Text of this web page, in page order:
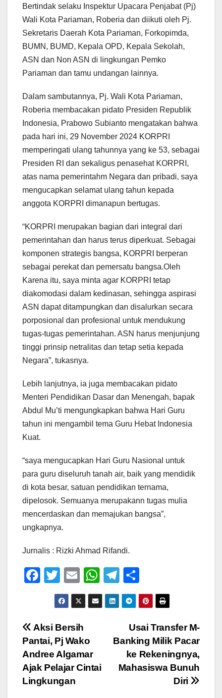
Bertindak selaku Inspektur Upacara Penjabat (Pj)
Wali Kota Pariaman, Roberia dan diikuti oleh Pj.
Sekretaris Daerah Kota Pariaman, Forkopimda,
BUMN, BUMD, Kepala OPD, Kepala Sekolah,
ASN dan Non ASN di lingkungan Pemko
Pariaman dan tamu undangan lainnya.
Dalam sambutannya, Pj. Wali Kota Pariaman,
Roberia membacakan pidato Presiden Republik
Indonesia, Prabowo Subianto mengatakan bahwa
pada hari ini, 29 November 2024 KORPRI
memperingati ulang tahunnya yang ke 53, sebagai
Presiden RI dan sekaligus penasehat KORPRI,
atas nama pemerintahm Negara dan pribadi, saya
mengucapkan selamat ulang tahun kepada
anggota KORPRI dimanapun bertugas.
“KORPRI merupakan bagian dari integral dari
pemerintahan dan harus terus diperkuat. Sebagai
komponen strategis bangsa, KORPRI berperan
sebagai perekat dan pemersatu bangsa.Oleh
Karena itu, saya minta agar KORPRI tetap
diakomodasi dalam kedinasan, sehingga aspirasi
ASN dapat ditampungkan dan disalurkan secara
porposional dan profesional untuk mendukung
tugas-tugas pemerintahan. ASN harus menjunjung
tinggi prinsip netralitas dan tetap setia kepada
Negara”, tukasnya.
Lebih lanjutnya, ia juga membacakan pidato
Menteri Pendidikan Dasar dan Menengah, bapak
Abdul Mu’ti mengungkapkan bahwa Hari Guru
tahun ini mengambil tema Guru Hebat Indonesia
Kuat.
“saya mengucapkan Hari Guru Nasional untuk
para guru diseluruh tanah air, baik yang mendidik
di kota besar, satuan pendidikan ternama,
dipelosok. Semuanya merupakann tugas mulia
mencerdaskan dan memajukan bangsa”,
ungkapnya.
Jurnalis : Rizki Ahmad Rifandi.
F
e
b
o
o
k
T
wi
tt
er
E
m
ail
W
h
at
p
T
el
e
gr
a
m
h
ar
e
Navigasi
pos
Usai Transfer M-
Banking Milik Pacar
ke Rekeningnya,
Mahasiswa Bunuh
Diri
Aksi Bersih
Pantai, Pj Wako
Andree Algamar
Ajak Pelajar Cintai
Lingkungan